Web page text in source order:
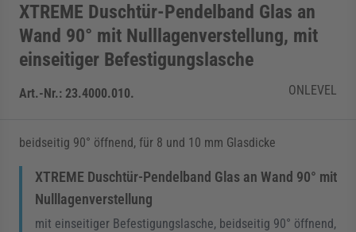
XTREME Duschtür-Pendelband Glas an
Wand 90° mit Nulllagenverstellung, mit
einseitiger Befestigungslasche
Art.-Nr.: 23.4000.010. ONLEVEL
beidseitig 90° öffnend, für 8 und 10 mm Glasdicke
XTREME Duschtür-Pendelband Glas an Wand 90° mit
Nulllagenverstellung
mit einseitiger Befestigungslasche, beidseitig 90° öffnend,